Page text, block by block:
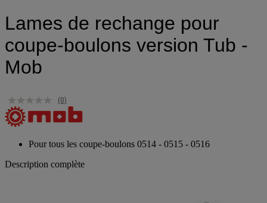
Lames de rechange pour
coupe-boulons version Tub -
Mob
(0)
Pour tous les coupe-boulons 0514 - 0515 - 0516
Description complète